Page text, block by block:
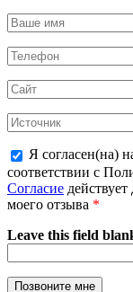
Я согласен(на)
соответствии с
Согласие
моего отзыва *
Leave this field